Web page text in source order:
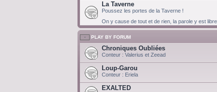
La Taverne
Poussez les portes de la Taverne !
On y cause de tout et de rien, la parole y est
PLAY BY FORUM
Chroniques Oubliées
Conteur : Valerius et Zeead
Loup-Garou
Conteur : Eriela
EXALTED